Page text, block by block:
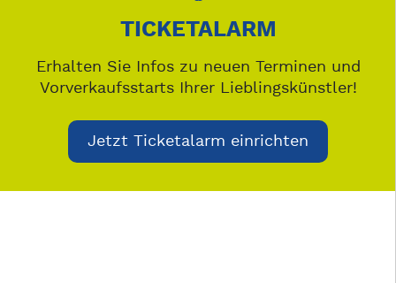
TICKETALARM
Erhalten Sie Infos zu neuen Terminen und
Vorverkaufsstarts Ihrer Lieblingskünstler!
Jetzt Ticketalarm einrichten